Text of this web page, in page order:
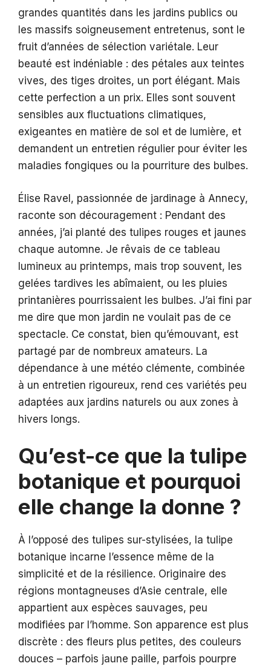
grandes quantités dans les jardins publics ou
les massifs soigneusement entretenus, sont le
fruit d’années de sélection variétale. Leur
beauté est indéniable : des pétales aux teintes
vives, des tiges droites, un port élégant. Mais
cette perfection a un prix. Elles sont souvent
sensibles aux fluctuations climatiques,
exigeantes en matière de sol et de lumière, et
demandent un entretien régulier pour éviter les
maladies fongiques ou la pourriture des bulbes.
Élise Ravel, passionnée de jardinage à Annecy,
raconte son découragement : Pendant des
années, j’ai planté des tulipes rouges et jaunes
chaque automne. Je rêvais de ce tableau
lumineux au printemps, mais trop souvent, les
gelées tardives les abîmaient, ou les pluies
printanières pourrissaient les bulbes. J’ai fini par
me dire que mon jardin ne voulait pas de ce
spectacle. Ce constat, bien qu’émouvant, est
partagé par de nombreux amateurs. La
dépendance à une météo clémente, combinée
à un entretien rigoureux, rend ces variétés peu
adaptées aux jardins naturels ou aux zones à
hivers longs.
Qu’est-ce que la tulipe
botanique et pourquoi
elle change la donne ?
À l’opposé des tulipes sur-stylisées, la tulipe
botanique incarne l’essence même de la
simplicité et de la résilience. Originaire des
régions montagneuses d’Asie centrale, elle
appartient aux espèces sauvages, peu
modifiées par l’homme. Son apparence est plus
discrète : des fleurs plus petites, des couleurs
douces – parfois jaune paille, parfois pourpre